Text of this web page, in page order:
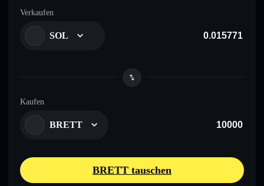
Verkaufen
SOL
Kaufen
BRETT
BRETT tauschen